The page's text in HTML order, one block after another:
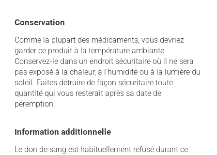
Conservation
Comme la plupart des médicaments, vous devriez
garder ce produit à la température ambiante.
Conservez-le dans un endroit sécuritaire où il ne sera
pas exposé à la chaleur, à l'humidité ou à la lumière du
soleil. Faites détruire de façon sécuritaire toute
quantité qui vous resterait après sa date de
péremption.
Information additionnelle
Le don de sang est habituellement refusé durant ce